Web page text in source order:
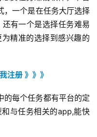
，一个是在任务大厅选择
有一个是选择任务难易
精准的选择到感兴趣的
注册 》》》
的每个任务都有平台的定
与任务相关的app,能快